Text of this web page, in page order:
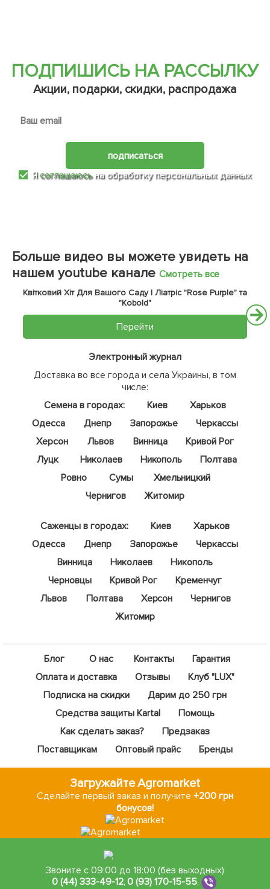
ПОДПИШИСЬ НА РАССЫЛКУ
Акции, подарки, скидки, распродажа
подписаться
Ясоглашаюсьна обработку персональных данных
Больше видео вы можете увидеть на
нашем youtube канале Смотреть все
Квітковий Хіт Для Вашого Саду | Ліатріс "Rose Purple" та
"Kobold"
Перейти
Электронный журнал
Доставка во все города и села Украины, в том
числе:
Семена в городах:
Киев
Харьков
Одесса
Днепр Запорожье
Черкассы
Херсон
Львов Винница
Кривой Рог
Луцк
Николаев Никополь
Полтава
Ровно
Сумы
Хмельницкий
Чернигов
Житомир
Саженцы в городах: Киев
Харьков
Одесса
Днепр Запорожье
Черкассы
Винница
Николаев
Никополь
Черновцы
Кривой Рог
Кременчуг
Львов
Полтава Херсон
Чернигов
Житомир
Блог О нас Контакты
Гарантия
Оплата и доставка
Отзывы
Клуб "LUX"
Подписка на скидки
Дарим до 250 грн
Средства защиты Kartal
Помощь
Как сделать заказ?
Предзаказ
Поставщикам
Оптовый прайс Бренды
Загружайте Agromarket
Сделайте первый заказ и получите +200 грн
бонусов!
Звоните с 09:00 до 18:00 (без выходных)
0 (44) 333-49-12,0 (93) 170-15-55,